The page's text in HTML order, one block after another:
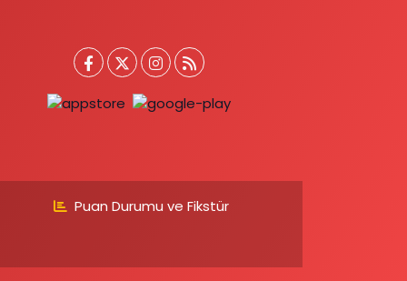
Puan Durumu ve Fikstür